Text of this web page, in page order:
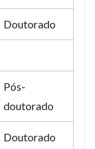
Doutorado
Pós-
doutorado
Doutorado